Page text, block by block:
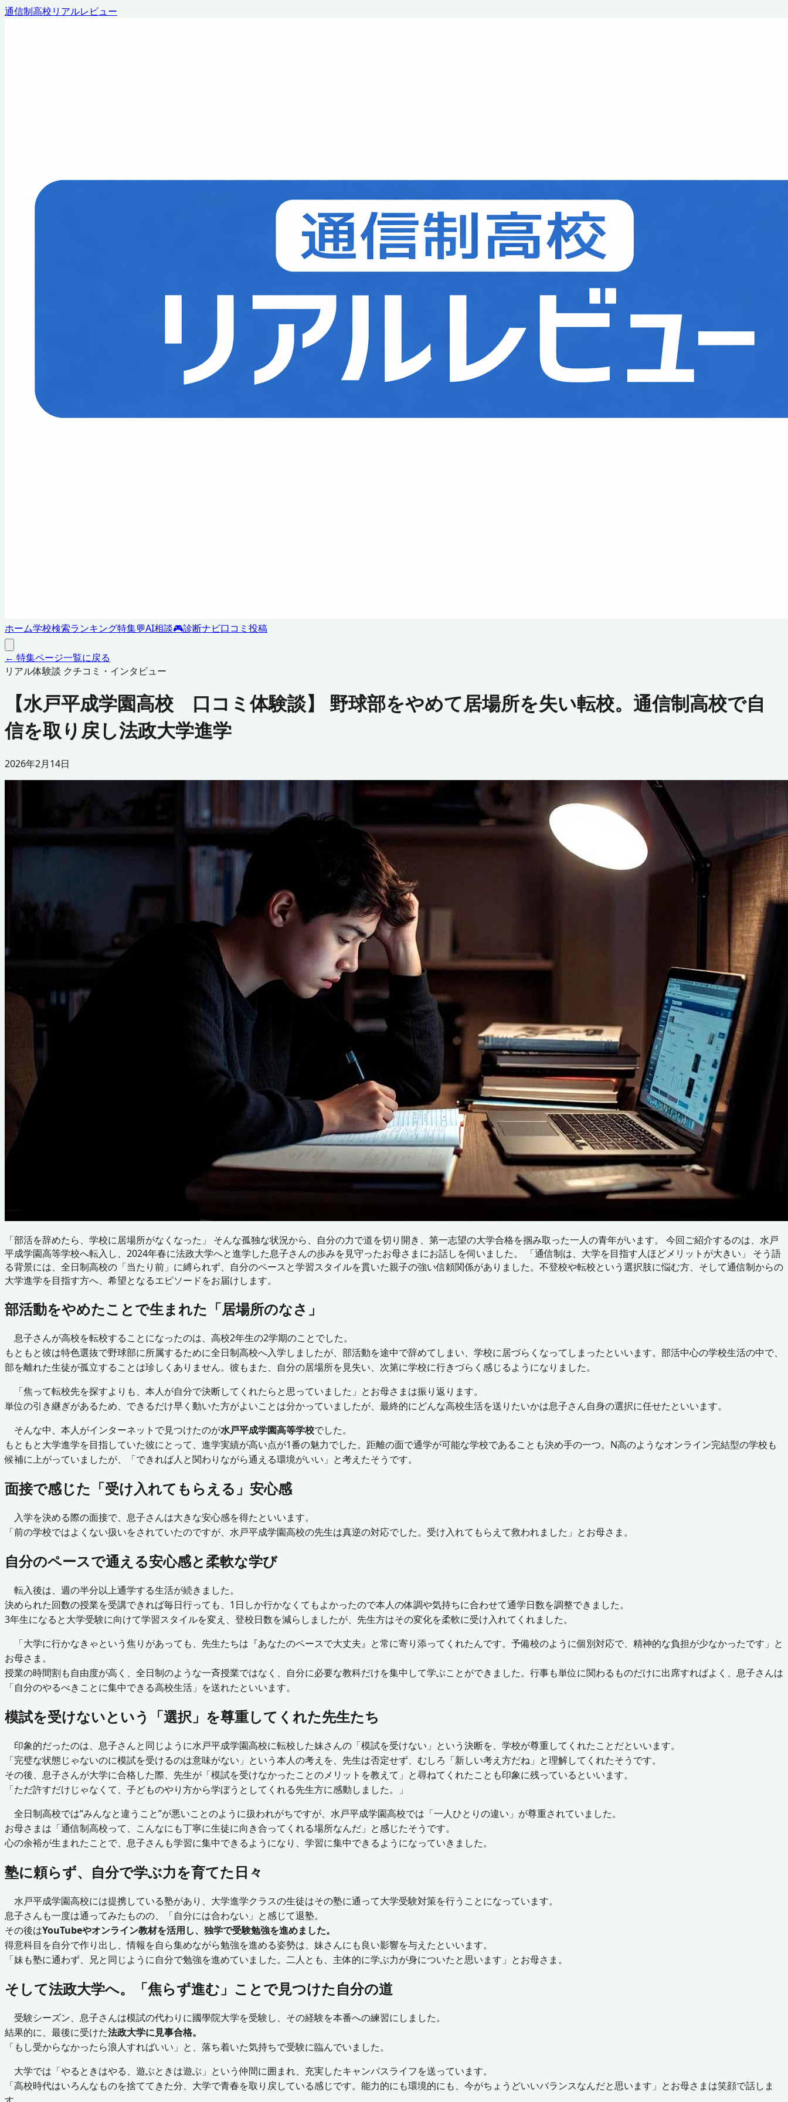
通信制高校リアルレビュー
ホーム学校検索ランキング特集💬AI相談🎮診断ナビ口コミ投稿
← 特集ページ一覧に戻る
リアル体験談 クチコミ・インタビュー
【水戸平成学園高校 口コミ体験談】 野球部をやめて居場所を失い転校。通信制高校で自
信を取り戻し法政大学進学
2026年2月14日
「部活を辞めたら、学校に居場所がなくなった」 そんな孤独な状況から、自分の力で道を切り開き、第一志望の大学合格を掴み取った一人の青年がいます。 今回ご紹介するのは、水戸
平成学園高等学校へ転入し、2024年春に法政大学へと進学した息子さんの歩みを見守ったお母さまにお話しを伺いました。 「通信制は、大学を目指す人ほどメリットが大きい」 そう語
る背景には、全日制高校の「当たり前」に縛られず、自分のペースと学習スタイルを貫いた親子の強い信頼関係がありました。不登校や転校という選択肢に悩む方、そして通信制からの
大学進学を目指す方へ、希望となるエピソードをお届けします。
部活動をやめたことで生まれた「居場所のなさ」
息子さんが高校を転校することになったのは、高校2年生の2学期のことでした。
もともと彼は特色選抜で野球部に所属するために全日制高校へ入学しましたが、部活動を途中で辞めてしまい、学校に居づらくなってしまったといいます。部活中心の学校生活の中で、
部を離れた生徒が孤立することは珍しくありません。彼もまた、自分の居場所を見失い、次第に学校に行きづらく感じるようになりました。
「焦って転校先を探すよりも、本人が自分で決断してくれたらと思っていました」とお母さまは振り返ります。
単位の引き継ぎがあるため、できるだけ早く動いた方がよいことは分かっていましたが、最終的にどんな高校生活を送りたいかは息子さん自身の選択に任せたといいます。
そんな中、本人がインターネットで見つけたのが水戸平成学園高等学校でした。
もともと大学進学を目指していた彼にとって、進学実績が高い点が1番の魅力でした。距離の面で通学が可能な学校であることも決め手の一つ。N高のようなオンライン完結型の学校も
候補に上がっていましたが、「できれば人と関わりながら通える環境がいい」と考えたそうです。
面接で感じた「受け入れてもらえる」安心感
入学を決める際の面接で、息子さんは大きな安心感を得たといいます。
「前の学校ではよくない扱いをされていたのですが、水戸平成学園高校の先生は真逆の対応でした。受け入れてもらえて救われました」とお母さま。
自分のペースで通える安心感と柔軟な学び
転入後は、週の半分以上通学する生活が続きました。
決められた回数の授業を受講できれば毎日行っても、1日しか行かなくてもよかったので本人の体調や気持ちに合わせて通学日数を調整できました。
3年生になると大学受験に向けて学習スタイルを変え、登校日数を減らしましたが、先生方はその変化を柔軟に受け入れてくれました。
「大学に行かなきゃという焦りがあっても、先生たちは『あなたのペースで大丈夫』と常に寄り添ってくれたんです。予備校のように個別対応で、精神的な負担が少なかったです」と
お母さま。
授業の時間割も自由度が高く、全日制のような一斉授業ではなく、自分に必要な教科だけを集中して学ぶことができました。行事も単位に関わるものだけに出席すればよく、息子さんは
「自分のやるべきことに集中できる高校生活」を送れたといいます。
模試を受けないという「選択」を尊重してくれた先生たち
印象的だったのは、息子さんと同じように水戸平成学園高校に転校した妹さんの「模試を受けない」という決断を、学校が尊重してくれたことだといいます。
「完璧な状態じゃないのに模試を受けるのは意味がない」という本人の考えを、先生は否定せず、むしろ「新しい考え方だね」と理解してくれたそうです。
その後、息子さんが大学に合格した際、先生が「模試を受けなかったことのメリットを教えて」と尋ねてくれたことも印象に残っているといいます。
「ただ許すだけじゃなくて、子どものやり方から学ぼうとしてくれる先生方に感動しました。」
全日制高校では“みんなと違うこと”が悪いことのように扱われがちですが、水戸平成学園高校では「一人ひとりの違い」が尊重されていました。
お母さまは「通信制高校って、こんなにも丁寧に生徒に向き合ってくれる場所なんだ」と感じたそうです。
心の余裕が生まれたことで、息子さんも学習に集中できるようになり、学習に集中できるようになっていきました。
塾に頼らず、自分で学ぶ力を育てた日々
水戸平成学園高校には提携している塾があり、大学進学クラスの生徒はその塾に通って大学受験対策を行うことになっています。
息子さんも一度は通ってみたものの、「自分には合わない」と感じて退塾。
その後はYouTubeやオンライン教材を活用し、独学で受験勉強を進めました。
得意科目を自分で作り出し、情報を自ら集めながら勉強を進める姿勢は、妹さんにも良い影響を与えたといいます。
「妹も塾に通わず、兄と同じように自分で勉強を進めていました。二人とも、主体的に学ぶ力が身についたと思います」とお母さま。
そして法政大学へ。「焦らず進む」ことで見つけた自分の道
受験シーズン、息子さんは模試の代わりに國學院大学を受験し、その経験を本番への練習にしました。
結果的に、最後に受けた法政大学に見事合格。
「もし受からなかったら浪人すればいい」と、落ち着いた気持ちで受験に臨んでいました。
大学では「やるときはやる、遊ぶときは遊ぶ」という仲間に囲まれ、充実したキャンパスライフを送っています。
「高校時代はいろんなものを捨ててきた分、大学で青春を取り戻している感じです。能力的にも環境的にも、今がちょうどいいバランスなんだと思います」とお母さまは笑顔で話しま